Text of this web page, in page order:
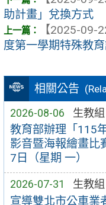
相關公告
2026-08-06 生教組
教育部辦理「115
影音暨海報繪畫比
7日（星期 一）
2026-07-31 生教組
宣導雙北市公車業
助計畫」兌換方式
【2025-09-
度第一學期特殊教